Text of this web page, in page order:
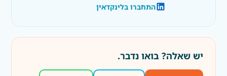
התחברו בלינקדאין
יש שאלה? בואו נדבר.